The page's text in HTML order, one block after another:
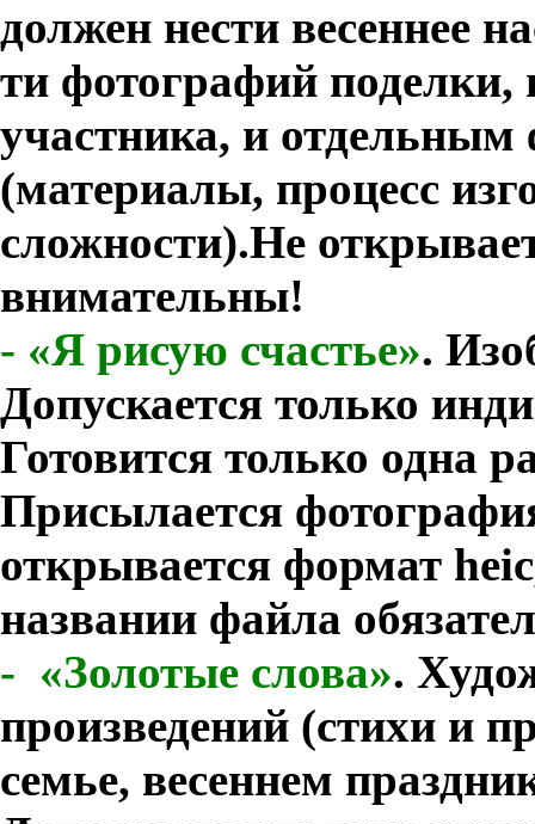
должен нести весеннее
ти фотографий
участника, и
(материалы, процесс
сложности).Не
внимательны!
- «Я рисую счастье».
Допускается только
Готовится только одна
Присылается
открывается формат heic
названии файла
- «Золотые слова».
произведений (стихи и
семье, весеннем